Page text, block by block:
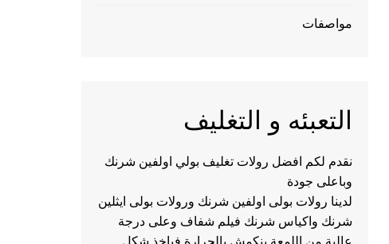
مواصفات
التعبئه و التغليف
نقدم لكم افضل رولات تغليف بولي اولفين شرنك
وباعلى جودة
لدينا رولات بولى اولفين شرنك ورولات بولى ايثلين
شرنك واكياس شرنك فيلم شفاف وعلى درجة
عالية من اللمعة ينكمش بالحرارة فياخذ شكل